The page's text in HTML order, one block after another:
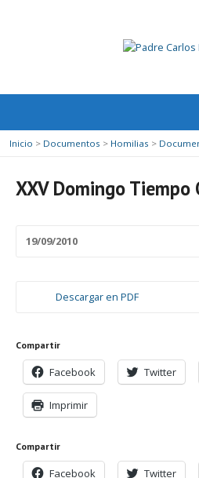
Inicio > Documentos > Homilias >
XXV Domingo Tiempo
19/09/2010
Descargar en PDF
Compartir
Facebook Twitter
Imprimir
Compartir
Facebook Twitter